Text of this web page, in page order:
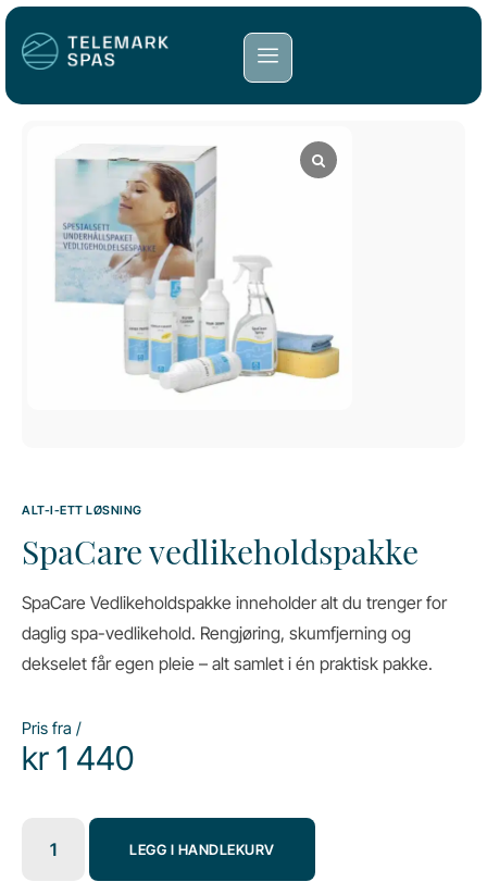
ALT-I-ETT LØSNING
SpaCare vedlikeholdspakke
SpaCare Vedlikeholdspakke inneholder alt du trenger for
daglig spa-vedlikehold. Rengjøring, skumfjerning og
dekselet får egen pleie – alt samlet i én praktisk pakke.
Pris fra /
kr1 440
LEGG I HANDLEKURV